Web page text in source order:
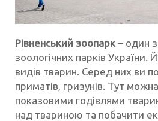
Рівненський зоопарк – один
зоологічних парків України.
видів тварин. Серед них ви
приматів, гризунів. Тут
показовими годівлями
над твариною та побачити